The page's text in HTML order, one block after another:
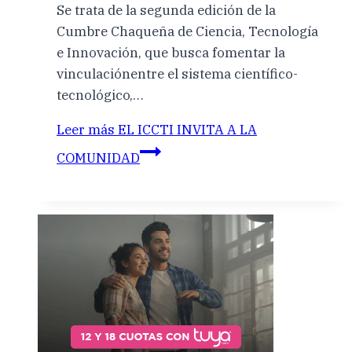
Se trata de la segunda edición de la
Cumbre Chaqueña de Ciencia, Tecnología
e Innovación, que busca fomentar la
vinculaciónentre el sistema científico-
tecnológico,…
Leer más EL ICCTI INVITA A LA
COMUNIDAD